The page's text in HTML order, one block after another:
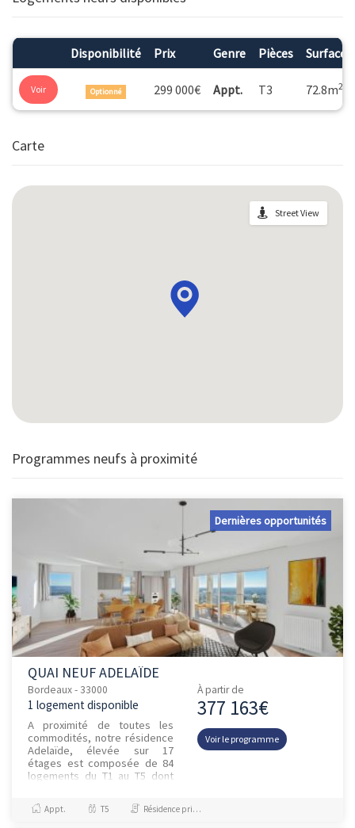
Disponibilité Prix Genre Pièces Surface
Voir Optionné 299 000€ Appt. T3 72.8m2
Carte
Street View
Programmes neufs à proximité
Dernières opportunités
QUAI NEUF ADELAÏDE
Bordeaux - 33000
1 logement disponible
A proximité de toutes les
commodités, notre résidence
Adelaïde, élevée sur 17
étages est composée de 84
logements du T1 au T5 dont
accessibles à prix maitrisés.
À partir de
377 163€
Voir le programme
Appt. T5 Résidence principale / PTZ, Investissement et Défiscalisation